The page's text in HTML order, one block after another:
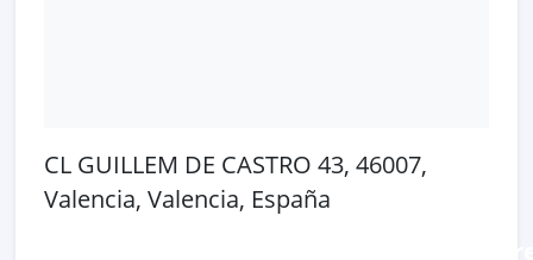
CL GUILLEM DE CASTRO 43, 46007,
Valencia, Valencia, España